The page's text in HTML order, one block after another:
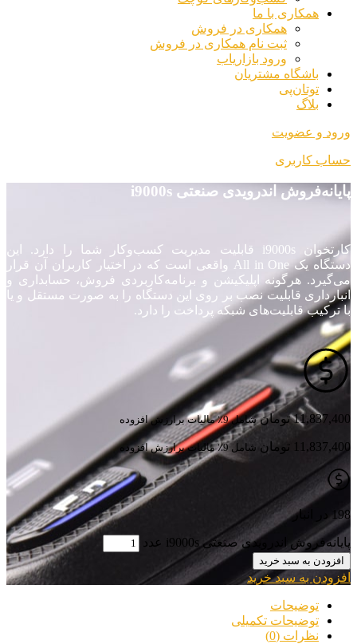
همکاری با ما
همکاری در فروش
ثبت نام همکاری در فروش
ورود بازاریاب
باشگاه مشتریان
توتان‌پی
بلاگ
ورود و عضویت
حساب کاربری
پایانه‌فروش اندرویدی صنعتی i9000s
کارتخوان i9000s قابلیت مدیریت کسب‌وکار شما را دارد. این
دستگاه یک All in One واقعی است که در اختیار کاربران آن قرار
می‌گیرد. هرگونه اپلیکیشن و برنامه‌کاربردی فروش، حسابداری و
انبارداری قابلیت نصب بر روی این دستگاه را به صورت مستقل و یا
با ترکیب قابلیت‌های شبکه پرداخت را دارد.
خود را بدون از قلم افتادن خریداری کند.
اگر صاحب مغازه و یا فروشگاه هستید، برای کنترل
11,837,400 تومان شامل 9٪ مالیات برارزش افزوده
11,837,400 تومان شامل 9٪ مالیات برارزش افزوده
198 در انبار
پایانه‌فروش اندرویدی صنعتی i9000s عدد
افزودن به سبد خرید
افزودن به سبد خرید
توضیحات
توضیحات تکمیلی
نظرات (0)